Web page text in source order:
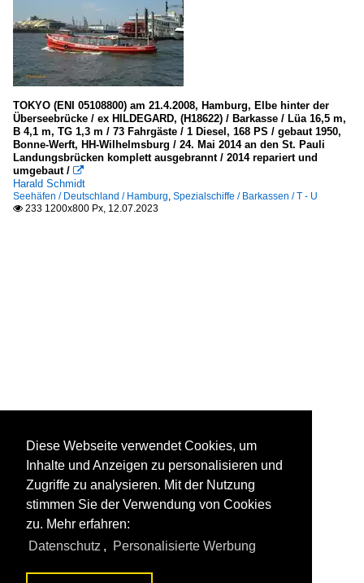
TOKYO (ENI 05108800) am 21.4.2008, Hamburg, Elbe hinter der
Überseebrücke / ex HILDEGARD, (H18622) / Barkasse / Lüa 16,5 m,
B 4,1 m, TG 1,3 m / 73 Fahrgäste / 1 Diesel, 168 PS / gebaut 1950,
Bonne-Werft, HH-Wilhelmsburg / 24. Mai 2014 an den St. Pauli
Landungsbrücken komplett ausgebrannt / 2014 repariert und
umgebaut / 
Harald Schmidt
Seehäfen / Deutschland / Hamburg, Spezialschiffe / Barkassen / T - U
 233 1200x800 Px, 12.07.2023
Diese Webseite verwendet Cookies, um
Inhalte und Anzeigen zu personalisieren und
Zugriffe zu analysieren. Mit der Nutzung
stimmen Sie der Verwendung von Cookies
zu. Mehr erfahren:
Datenschutz , Personalisierte Werbung